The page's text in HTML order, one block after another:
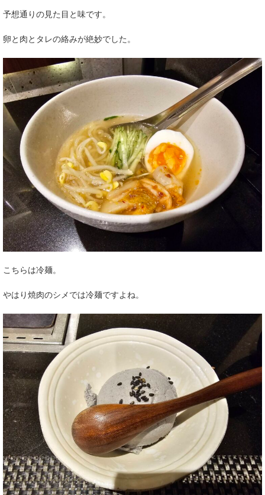
予想通りの見た目と味です。
卵と肉とタレの絡みが絶妙でした。
こちらは冷麺。
やはり焼肉のシメでは冷麺ですよね。